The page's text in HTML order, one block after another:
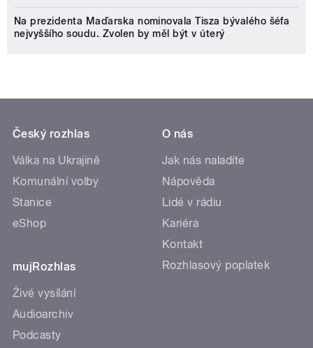
Na prezidenta Maďarska nominovala Tisza bývalého šéfa
nejvyššího soudu. Zvolen by měl být v úterý
Český rozhlas
Válka na Ukrajině
Komunální volby
Stanice
eShop
mujRozhlas
Živé vysílání
Audioarchiv
Podcasty
O nás
Jak nás naladíte
Nápověda
Lidé v rádiu
Kariéra
Kontakt
Rozhlasový poplatek